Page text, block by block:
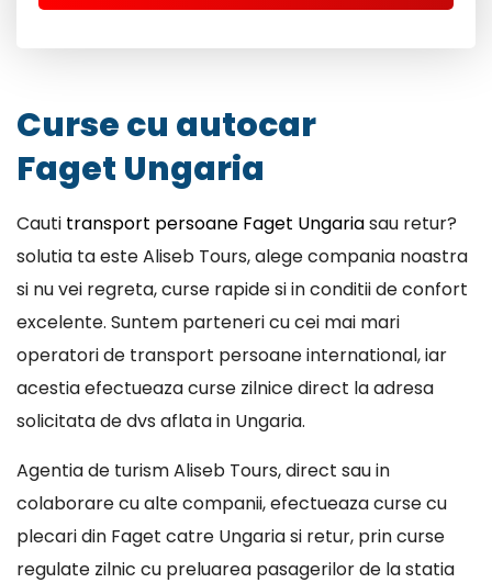
Curse cu autocar
Faget Ungaria
Cauti transport persoane Faget Ungariasau retur?
solutia ta este Aliseb Tours, alege compania noastra
si nu vei regreta, curse rapide si in conditii de confort
excelente. Suntem parteneri cu cei mai mari
operatori de transport persoane international, iar
acestia efectueaza curse zilnice direct la adresa
solicitata de dvs aflata in Ungaria.
Agentia de turism Aliseb Tours, direct sau in
colaborare cu alte companii, efectueaza curse cu
plecari din Faget catre Ungaria si retur, prin curse
regulate zilnic cu preluarea pasagerilor de la statia